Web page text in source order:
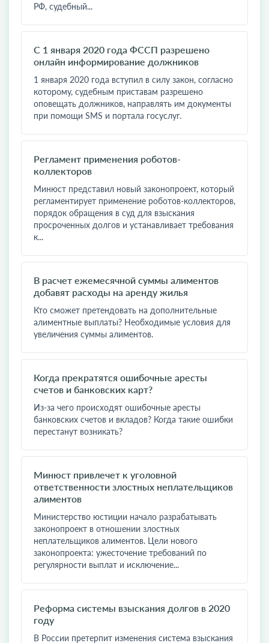
РФ, судебный...
С 1 января 2020 года ФССП разрешено
онлайн информирование должников
1 января 2020 года вступил в силу закон, согласно
которому, судебным приставам разрешено
оповещать должников, направлять им документы
при помощи SMS и портала госуслуг.
Регламент применения роботов-
коллекторов
​Минюст представил новый законопроект, который
регламентирует применение роботов-коллекторов,
порядок обращения в суд для взыскания
просроченных долгов и устанавливает требования
к...
В расчет ежемесячной суммы алиментов
добавят расходы на аренду жилья
Кто сможет претендовать на дополнительные
алиментные выплаты? Необходимые условия для
увеличения суммы алиментов.
Когда прекратятся ошибочные аресты
счетов и банковских карт?
Из-за чего происходят ошибочные аресты
банковских счетов и вкладов? Когда такие ошибки
перестанут возникать?
Минюст привлечет к уголовной
ответственности злостных неплательщиков
алиментов
Министерство юстиции начало разрабатывать
законопроект в отношении злостных
неплательщиков алиментов. Цели нового
законопроекта: ужесточение требований по
регулярности выплат и исключение...
Реформа системы взыскания долгов в 2020
году
В России претерпит изменения система взыскания